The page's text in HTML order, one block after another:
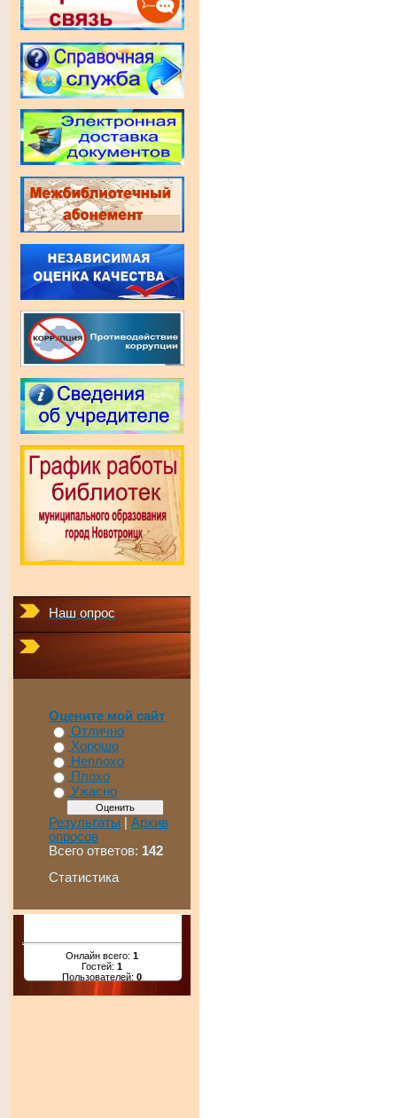
Наш опрос
Оцените мой сайт
Отлично
Хорошо
Неплохо
Плохо
Ужасно
Результаты | Архив
опросов
Всего ответов: 142
Статистика
Онлайн всего: 1
Гостей: 1
Пользователей: 0